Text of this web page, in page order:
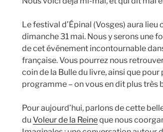
Le festival d’Épinal (Vosges) aura lieu
dimanche 31 mai. Nous y serons une
de cet événement incontournable
française. Vous pourrez nous
coin de la Bulle du livre, ainsi que
programme – on vous en dit plus très
Pour aujourd’hui, parlons de cette
du Voleur de la Reineque nous